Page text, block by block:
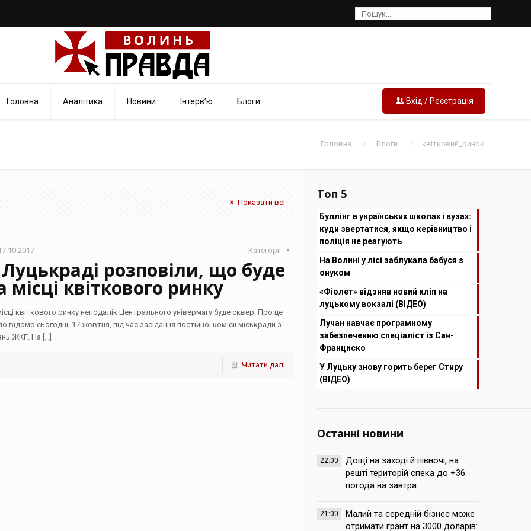
Головна Аналітика Новини Інтерв’ю Блоги Вхід / Реєстрація
Головна Блоги квітковий_ринок
Показати всі
Категорії
розповіли, що буде
місці квіткового ринку
квіткового ринку неподалік Центрального універмагу буде сквер. Про це
відомо сьогодні, 17 жовтня, під час засідання постійної комісії міськради з
ЖКГ. На […]
Читати далі
Топ 5
Буллінг в українських школах і вузах:
куди звертатися, якщо керівництво і
поліція не реагують
На Волині у лісі заблукала бабуся з
онуком
«Фіолет» відзняв новий кліп на
луцькому вокзалі (ВІДЕО)
Лучан навчає програмному
забезпеченню спеціаліст із Сан-
Франциско
У Луцьку знову горить берег Стиру
(ВІДЕО)
Останні новини
22:00
Дощі на заході й півночі, на
решті територій спека до +36:
погода на завтра
21:00
Малий та середній бізнес може
отримати грант на 3000 доларів: